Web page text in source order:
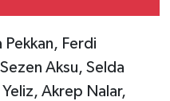
Pekkan, Ferdi
Aksu, Selda
Akrep Nalar,